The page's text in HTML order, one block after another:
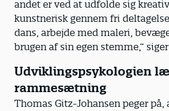
andet er ved at udfolde sig
kunstnerisk gennem fri
dans, arbejde med maleri,
brugen af sin egen stemme,”
Udviklingspsykologien
rammesætning
Thomas Gitz-Johansen peger på,